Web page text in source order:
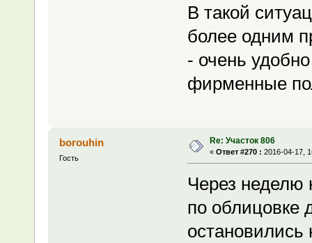
В такой
более одним
- очень
фирменные
borouhin
Гость
Re: Участок 806
« Ответ #270 : 2016-04-17,
Через неделю
по облицовке
остановились